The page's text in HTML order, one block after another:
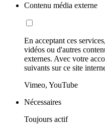
Contenu média externe
En acceptant ces
vidéos ou d'autres
externes. Avec votre
suivants sur ce site
Vimeo, YouTube
Nécessaires
Toujours actif